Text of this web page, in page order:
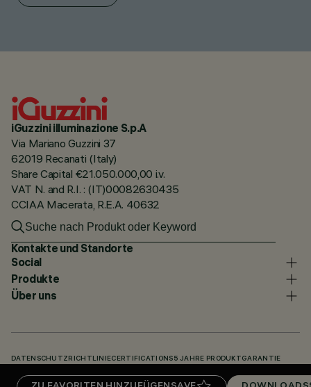
iGuzzini illuminazione S.p.A
Via Mariano Guzzini 37
62019 Recanati (Italy)
Share Capital €21.050.000,00 i.v.
VAT N. and R.I. : (IT)00082630435
CCIAA Macerata, R.E.A. 40632
Kontakte und Standorte
Social
Produkte
Über uns
DATENSCHUTZRICHTLINIECERTIFICATIONS 5 JAHRE PRODUKTGARANTIE